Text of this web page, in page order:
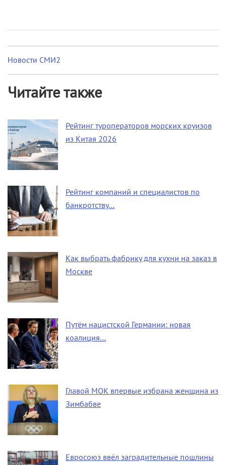
Новости СМИ2
Читайте также
Рейтинг туроператоров морских круизов
из Китая 2026
Рейтинг компаний и специалистов по
банкротству…
Как выбрать фабрику для кухни на заказ в
Москве
Путём нацистской Германии: новая
коалиция…
Главой МОК впервые избрана женщина из
Зимбабве
Евросоюз ввёл заградительные пошлины